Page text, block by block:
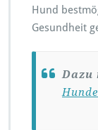
Hund
Gesundheit
Dazu